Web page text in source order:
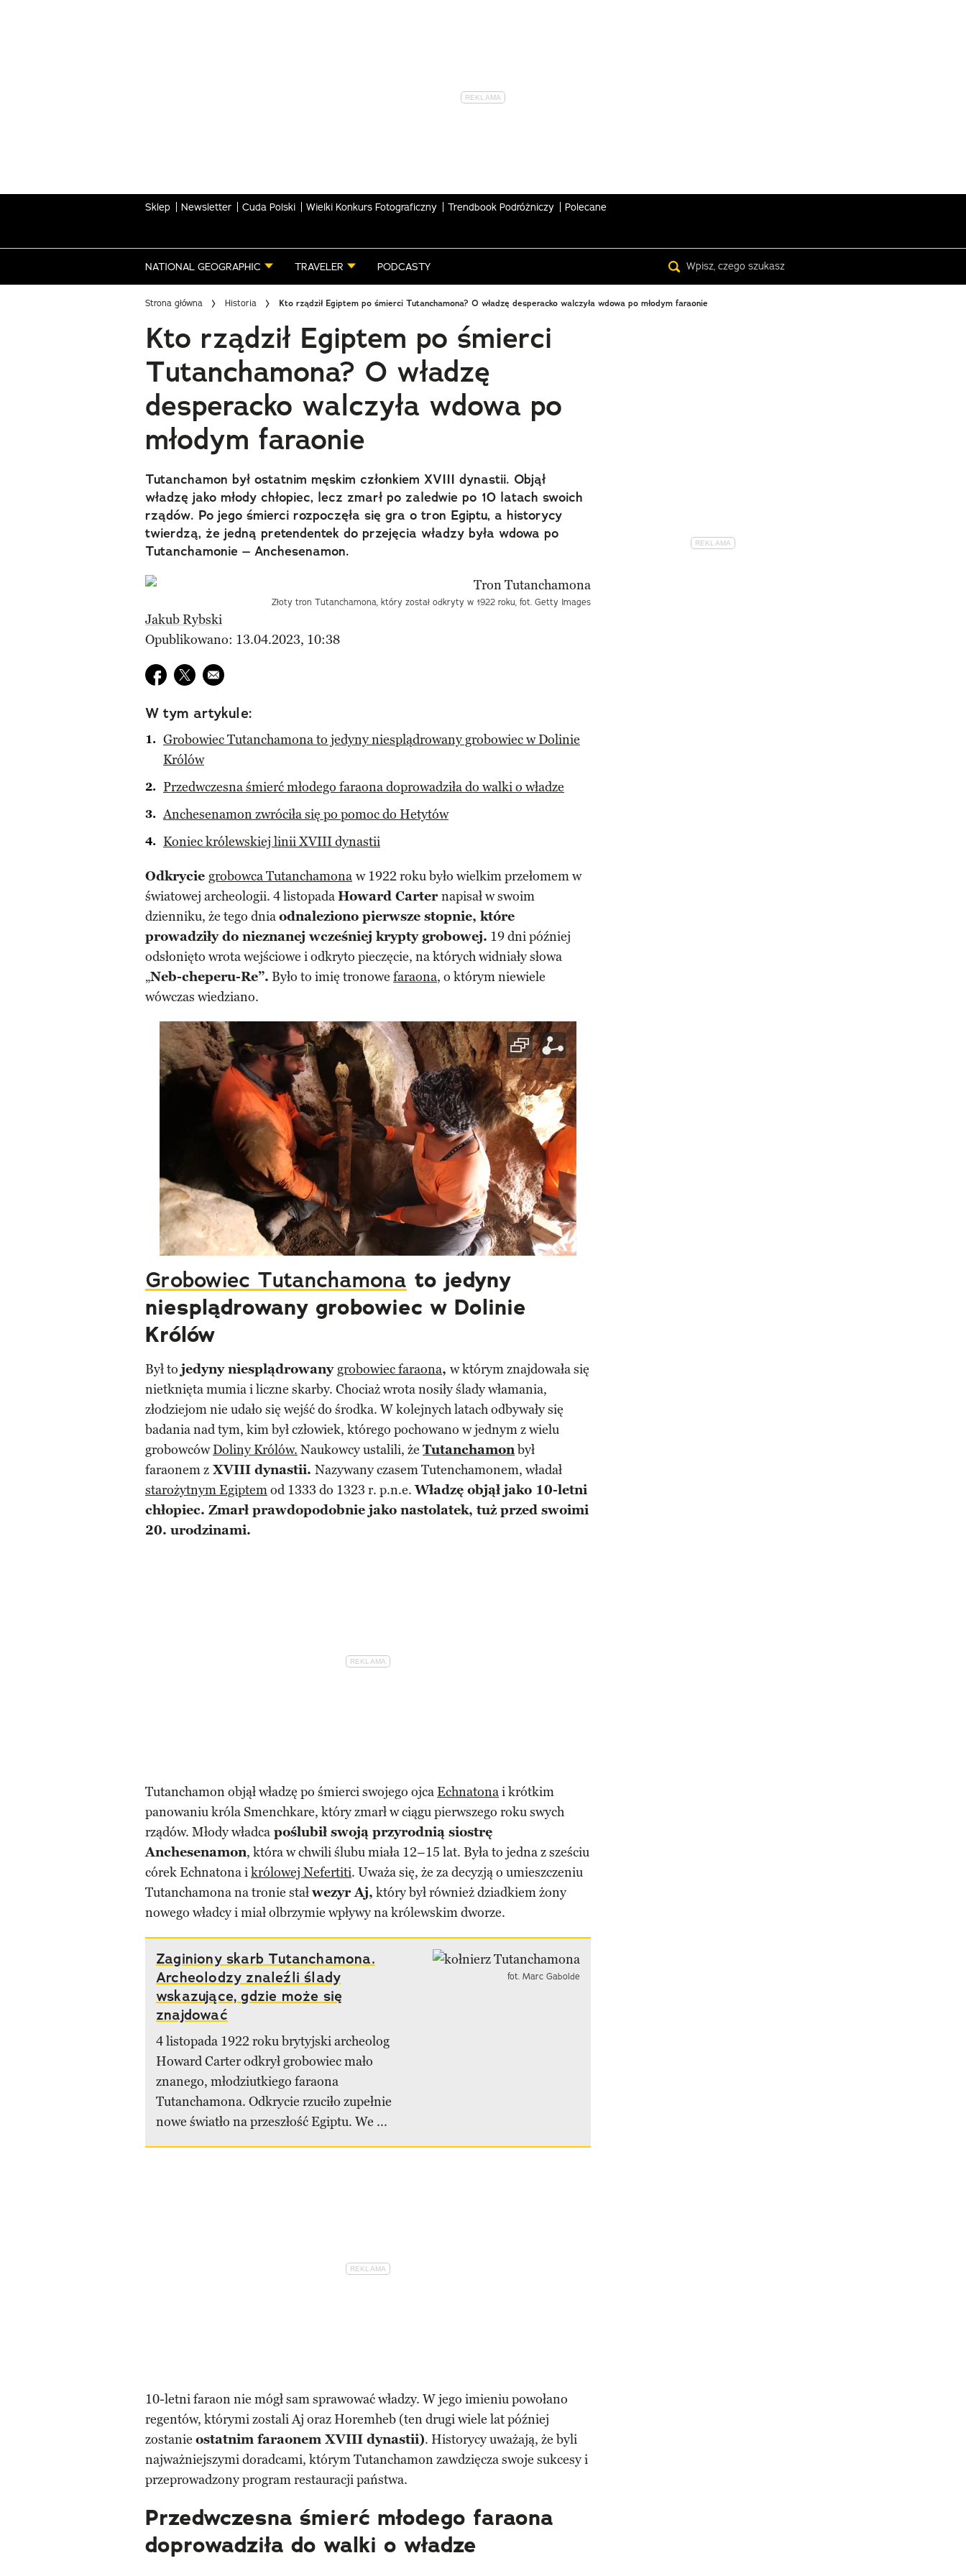
Sklep Newsletter Cuda Polski Wielki Konkurs Fotograficzny Trendbook Podróżniczy Polecane
NATIONAL GEOGRAPHIC TRAVELER PODCASTY
Strona główna Historia Kto rządził Egiptem po śmierci Tutanchamona? O władzę desperacko walczyła wdowa po młodym faraonie
Kto rządził Egiptem po śmierci
Tutanchamona? O władzę
desperacko walczyła wdowa po
młodym faraonie
Tutanchamon był ostatnim męskim członkiem XVIII dynastii. Objął
władzę jako młody chłopiec, lecz zmarł po zaledwie po 10 latach swoich
rządów. Po jego śmierci rozpoczęła się gra o tron Egiptu, a historycy
twierdzą, że jedną pretendentek do przejęcia władzy była wdowa po
Tutanchamonie – Anchesenamon.
Złoty tron Tutanchamona, który został odkryty w 1922 roku, fot. Getty Images
Jakub Rybski
Opublikowano: 13.04.2023, 10:38
Udostępnij na facebook
Udostępnij na twitter
E-mail do przyjaciela
W tym artykule:
Grobowiec Tutanchamona to jedyny niesplądrowany grobowiec w Dolinie
Królów
Przedwczesna śmierć młodego faraona doprowadziła do walki o władze
Anchesenamon zwróciła się po pomoc do Hetytów
Koniec królewskiej linii XVIII dynastii
Odkrycie grobowca Tutanchamona w 1922 roku było wielkim przełomem w
światowej archeologii. 4 listopadaHoward Carternapisał w swoim
dzienniku, że tego dniaodnaleziono pierwsze stopnie, które
prowadziły do nieznanej wcześniej krypty grobowej. 19 dni później
odsłonięto wrota wejściowe i odkryto pieczęcie, na których widniały słowa
„Neb-cheperu-Re”. Było to imię tronowe faraona, o którym niewiele
wówczas wiedziano.
Grobowiec Tutanchamona to jedyny
niesplądrowany grobowiec w Dolinie
Królów
Był to jedyny niesplądrowany grobowiec faraona, w którym znajdowała się
nietknięta mumia i liczne skarby. Chociaż wrota nosiły ślady włamania,
złodziejom nie udało się wejść do środka. W kolejnych latach odbywały się
badania nad tym, kim był człowiek, którego pochowano w jednym z wielu
grobowcówDoliny Królów. Naukowcy ustalili, że Tutanchamonbył
faraonem z XVIII dynastii. Nazywany czasem Tutenchamonem, władał
starożytnym Egiptemod 1333 do 1323 r. p.n.e.Władzę objął jako 10-letni
chłopiec. Zmarł prawdopodobnie jako nastolatek, tuż przed swoimi
20. urodzinami.
Tutanchamon objął władzę po śmierci swojego ojcaEchnatonai krótkim
panowaniu króla Smenchkare, który zmarł w ciągu pierwszego roku swych
rządów. Młody władca poślubił swoją przyrodnią siostrę
Anchesenamon, która w chwili ślubu miała 12–15 lat. Była to jedna z sześciu
córek Echnatona ikrólowej Nefertiti. Uważa się, że za decyzją o umieszczeniu
Tutanchamona na tronie stałwezyr Aj, który był również dziadkiem żony
nowego władcy i miał olbrzymie wpływy na królewskim dworze.
Zaginiony skarb Tutanchamona.
Archeolodzy znaleźli ślady
wskazujące, gdzie może się
znajdować
4 listopada 1922 roku brytyjski archeolog
Howard Carter odkrył grobowiec mało
znanego, młodziutkiego faraona
Tutanchamona. Odkrycie rzuciło zupełnie
nowe światło na przeszłość Egiptu. We ...
fot. Marc Gabolde
10-letni faraon nie mógł sam sprawować władzy. W jego imieniu powołano
regentów, którymi zostali Aj oraz Horemheb (ten drugi wiele lat później
zostanie ostatnim faraonem XVIII dynastii). Historycy uważają, że byli
najważniejszymi doradcami, którym Tutanchamon zawdzięcza swoje sukcesy i
przeprowadzony program restauracji państwa.
Przedwczesna śmierć młodego faraona
doprowadziła do walki o władze